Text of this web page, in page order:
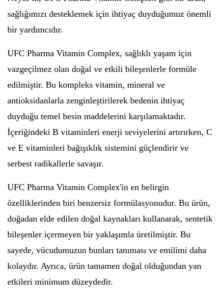
sağlığımızı desteklemek için ihtiyaç duyduğumuz önemli
bir yardımcıdır.
UFC Pharma Vitamin Complex, sağlıklı yaşam için
vazgeçilmez olan doğal ve etkili bileşenlerle formüle
edilmiştir. Bu kompleks vitamin, mineral ve
antioksidanlarla zenginleştirilerek bedenin ihtiyaç
duyduğu temel besin maddelerini karşılamaktadır.
İçeriğindeki B vitaminleri enerji seviyelerini artırırken, C
ve E vitaminleri bağışıklık sistemini güçlendirir ve
serbest radikallerle savaşır.
UFC Pharma Vitamin Complex'in en belirgin
özelliklerinden biri benzersiz formülasyonudur. Bu ürün,
doğadan elde edilen doğal kaynakları kullanarak, sentetik
bileşenler içermeyen bir yaklaşımla üretilmiştir. Bu
sayede, vücudumuzun bunları tanıması ve emilimi daha
kolaydır. Ayrıca, ürün tamamen doğal olduğundan yan
etkileri minimum düzeydedir.